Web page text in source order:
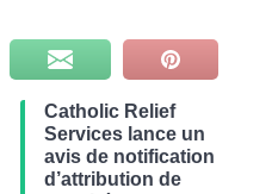
Catholic Relief
Services lance un
avis de notification
d’attribution de